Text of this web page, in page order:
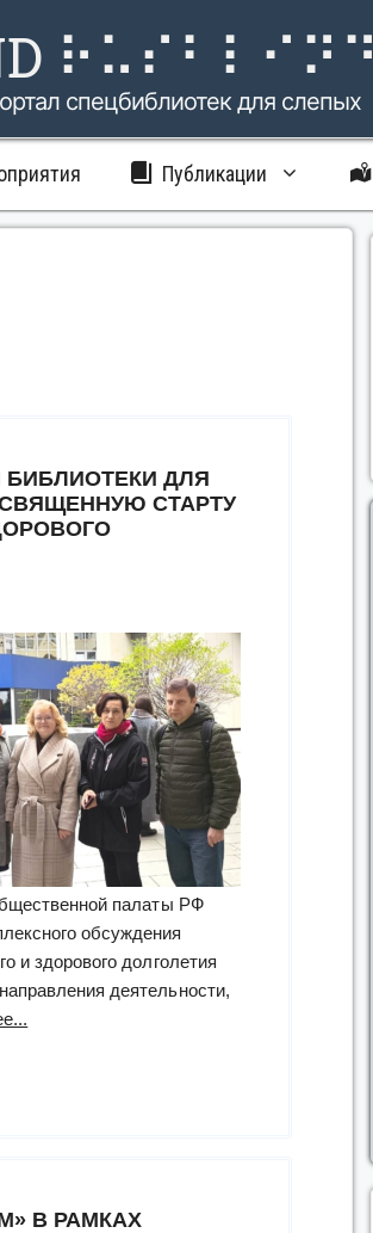
⠗⠥⠎⠃⠇⠊⠝⠙
спецбиблиотек для слепых
Публикации
ДЛЯ
СТАРТУ
палаты РФ
обсуждения
и здорового долголетия
деятельности,
пресс-
В РАМКАХ